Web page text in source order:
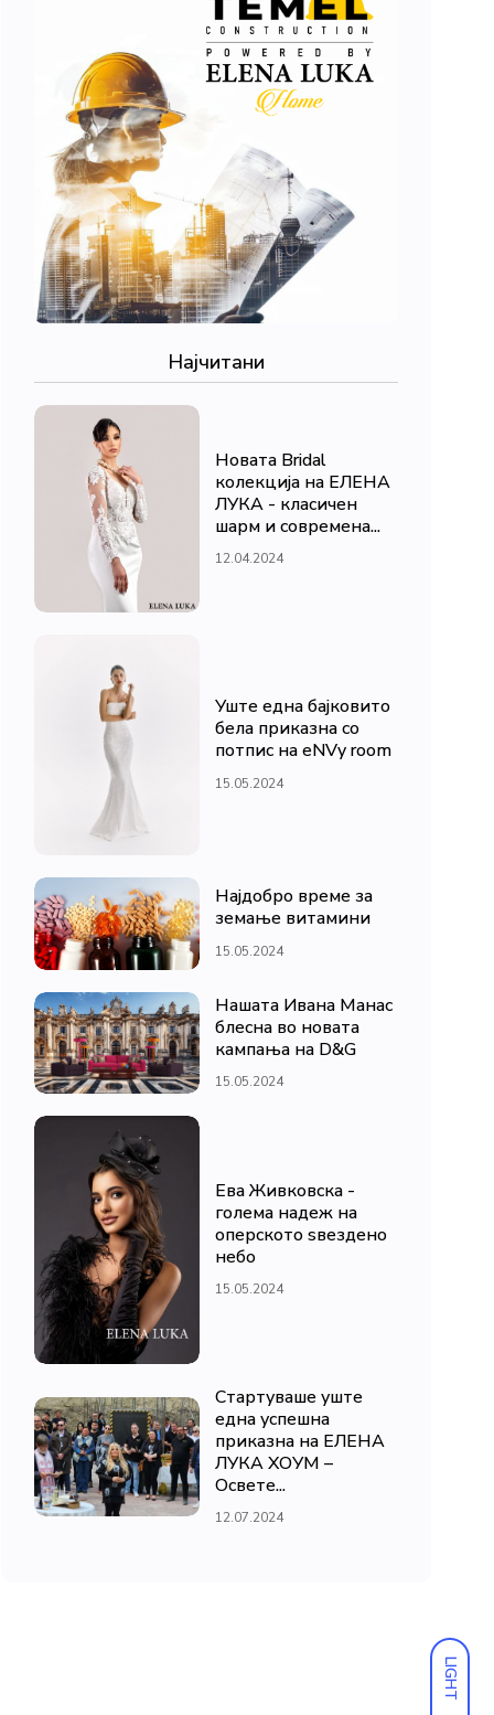
LIGHT
Најчитани
Новата Bridal
колекција на ЕЛЕНА
ЛУКА - класичен
шарм и современа...
12.04.2024
Уште една бајковито
бела приказна со
потпис на eNVy room
15.05.2024
Најдобро време за
земање витамини
15.05.2024
Нашата Ивана Манас
блесна во новата
кампања на D&G
15.05.2024
Ева Живковска -
голема надеж на
оперското ѕвездено
небо
15.05.2024
Стартуваше уште
една успешна
приказна на ЕЛЕНА
ЛУКА ХОУМ –
Освете...
12.07.2024